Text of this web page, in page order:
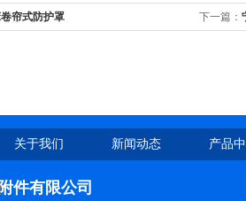
帘式防护罩 下一篇：
关于我们 新闻动态 产品
件有限公司